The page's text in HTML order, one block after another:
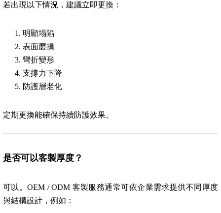
若出現以下情況，建議立即更換：
明顯塌陷
表面磨損
彎折變形
支撐力下降
防護層老化
定期更換能確保持續防護效果。
是否可以客製厚度？
可以。OEM / ODM 客製服務通常可依企業需求提供不同厚度
與結構設計，例如：